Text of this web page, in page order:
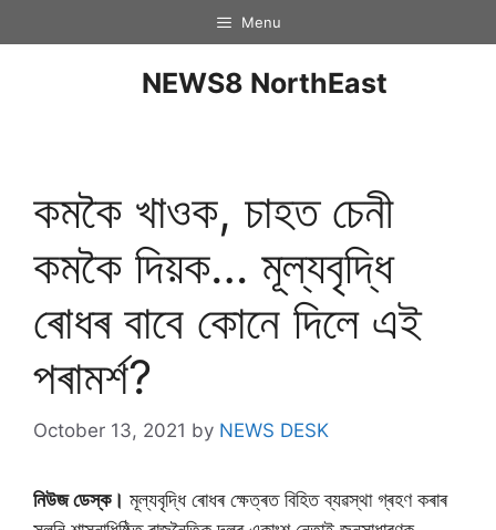
Menu
NEWS8 NorthEast
কমকৈ খাওক, চাহত চেনী
কমকৈ দিয়ক… মূল্যবৃদ্ধি
ৰােধৰ বাবে কােনে দিলে এই
পৰামৰ্শ?
October 13, 2021 by NEWS DESK
নিউজ ডেস্ক। মূল্যবৃদ্ধি ৰােধৰ ক্ষেত্ৰত বিহিত ব্যৱস্থা গ্ৰহণ কৰাৰ